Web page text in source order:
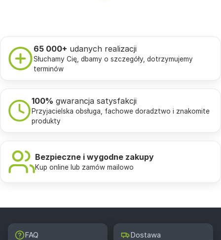
65 000+ udanych realizacji
Słuchamy Cię, dbamy o szczegóły, dotrzymujemy
terminów
100% gwarancja satysfakcji
Przyjacielska obsługa, fachowe doradztwo i znakomite
produkty
Bezpieczne i wygodne zakupy
Kup online lub zamów mailowo
FAQ Dostawa